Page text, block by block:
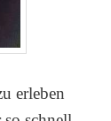
erleben